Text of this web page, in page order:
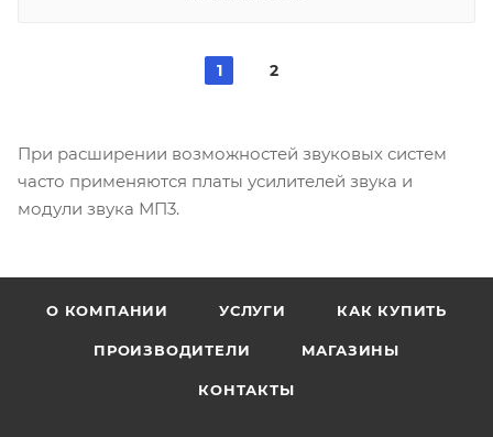
1 2
При расширении возможностей звуковых систем
часто применяются платы усилителей звука и
модули звука МП3.
О КОМПАНИИ УСЛУГИ КАК КУПИТЬ
ПРОИЗВОДИТЕЛИ МАГАЗИНЫ
КОНТАКТЫ